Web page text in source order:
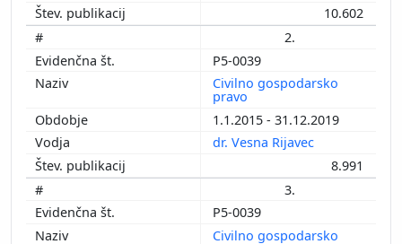
10.602
2.
P5-0039
Civilno gospodarsko
pravo
1.1.2015 - 31.12.2019
dr. Vesna Rijavec
8.991
3.
P5-0039
Civilno gospodarsko